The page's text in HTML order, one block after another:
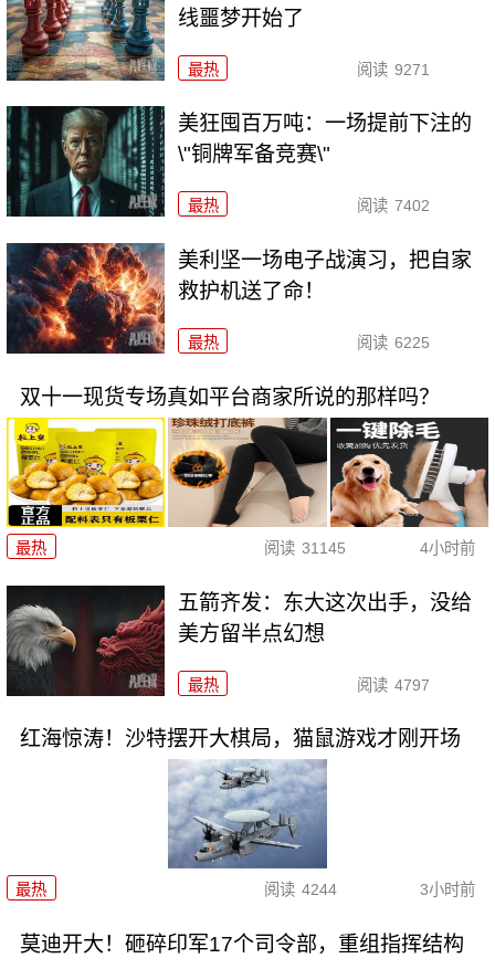
线噩梦开始了
最热 阅读 9271
美狂囤百万吨：一场提前下注的
\"铜牌军备竞赛\"
最热 阅读 7402
美利坚一场电子战演习，把自家
救护机送了命！
最热 阅读 6225
双十一现货专场真如平台商家所说的那样吗？
最热 阅读 31145 4小时前
五箭齐发：东大这次出手，没给
美方留半点幻想
最热 阅读 4797
红海惊涛！沙特摆开大棋局，猫鼠游戏才刚开场
最热 阅读 4244 3小时前
莫迪开大！砸碎印军17个司令部，重组指挥结构